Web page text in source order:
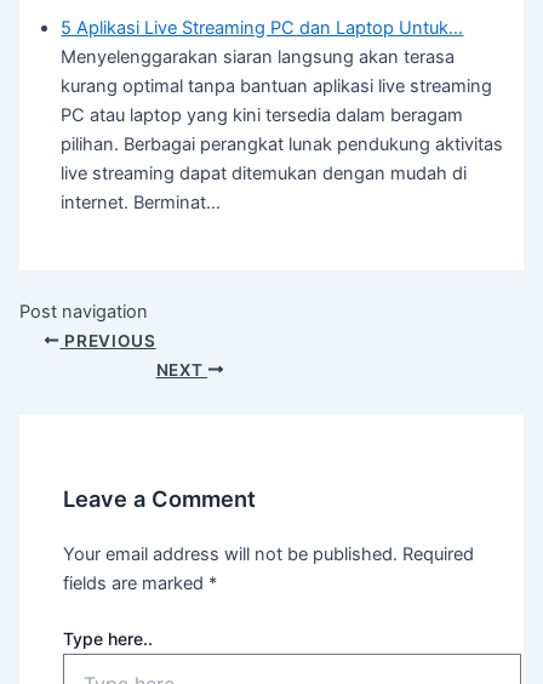
5 Aplikasi Live Streaming PC dan Laptop Untuk…
Menyelenggarakan siaran langsung akan terasa
kurang optimal tanpa bantuan aplikasi live streaming
PC atau laptop yang kini tersedia dalam beragam
pilihan. Berbagai perangkat lunak pendukung aktivitas
live streaming dapat ditemukan dengan mudah di
internet. Berminat…
Post navigation
PREVIOUS
NEXT
Leave a Comment
Your email address will not be published. Required
fields are marked *
Type here..